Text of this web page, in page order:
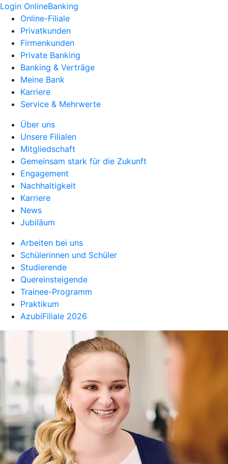
Login OnlineBanking
Online-Filiale
Privatkunden
Firmenkunden
Private Banking
Banking & Verträge
Meine Bank
Karriere
Service & Mehrwerte
Über uns
Unsere Filialen
Mitgliedschaft
Gemeinsam stark für die Zukunft
Engagement
Nachhaltigkeit
Karriere
News
Jubiläum
Arbeiten bei uns
Schülerinnen und Schüler
Studierende
Quereinsteigende
Trainee-Programm
Praktikum
AzubiFiliale 2026